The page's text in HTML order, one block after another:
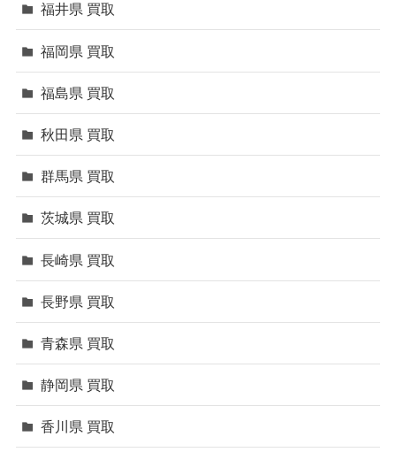
福井県 買取
福岡県 買取
福島県 買取
秋田県 買取
群馬県 買取
茨城県 買取
長崎県 買取
長野県 買取
青森県 買取
静岡県 買取
香川県 買取